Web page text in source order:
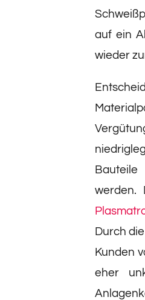
auf ein
wieder
werden.
Durch
Kunden
eher